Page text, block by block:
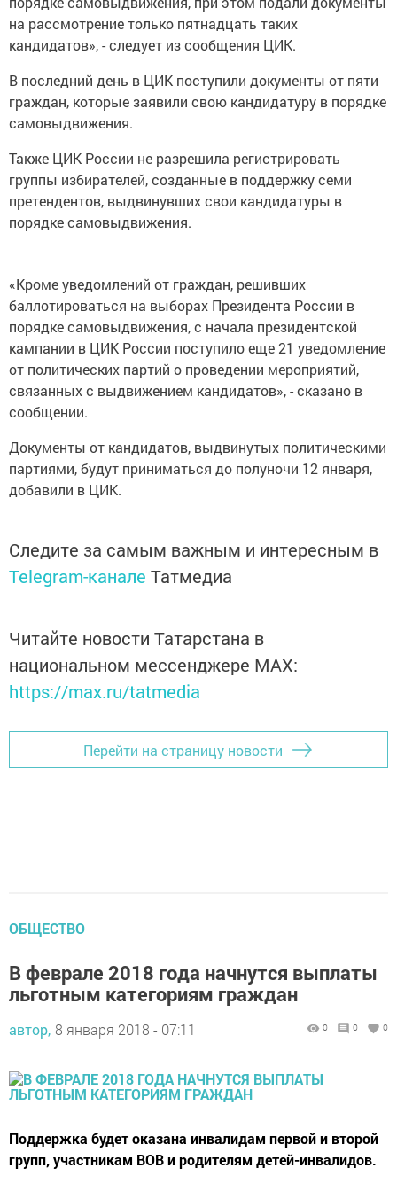
на рассмотрение только пятнадцать таких
кандидатов», - следует из сообщения ЦИК.
В последний день в ЦИК поступили документы от пяти
граждан, которые заявили свою кандидатуру в порядке
самовыдвижения.
Также ЦИК России не разрешила регистрировать
группы избирателей, созданные в поддержку семи
претендентов, выдвинувших свои кандидатуры в
порядке самовыдвижения.
«Кроме уведомлений от граждан, решивших
баллотироваться на выборах Президента России в
порядке самовыдвижения, с начала президентской
кампании в ЦИК России поступило еще 21 уведомление
от политических партий о проведении мероприятий,
связанных с выдвижением кандидатов», - сказано в
сообщении.
Документы от кандидатов, выдвинутых политическими
партиями, будут приниматься до полуночи 12 января,
добавили в ЦИК.
Следите за самым важным и интересным в
Telegram-канале Татмедиа
Читайте новости Татарстана в
национальном мессенджере MАХ:
https://max.ru/tatmedia
Перейти на страницу новости
ОБЩЕСТВО
В феврале 2018 года начнутся выплаты
льготным категориям граждан
автор, 8 января 2018 - 07:11 0 0 0
Поддержка будет оказана инвалидам первой и второй
групп, участникам ВОВ и родителям детей-инвалидов.